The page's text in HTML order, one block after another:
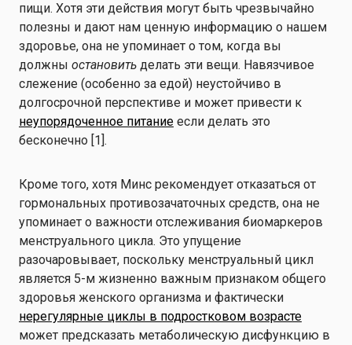
пищи. Хотя эти действия могут быть чрезвычайно
полезны и дают нам ценную информацию о нашем
здоровье, она не упоминает о том, когда вы
должны остановить делать эти вещи. Навязчивое
слежение (особенно за едой) неустойчиво в
долгосрочной перспективе и может привести к
неупорядоченное питание если делать это
бесконечно [1].
Кроме того, хотя Минс рекомендует отказаться от
гормональных противозачаточных средств, она не
упоминает о важности отслеживания биомаркеров
менструального цикла. Это упущение
разочаровывает, поскольку менструальный цикл
является 5-м жизненно важным признаком общего
здоровья женского организма и фактически
нерегулярные циклы в подростковом возрасте
может предсказать метаболическую дисфункцию в